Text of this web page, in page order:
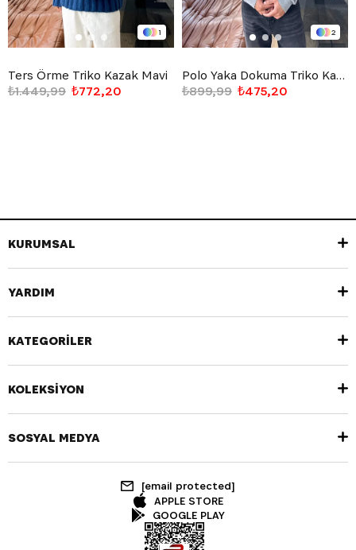
1
Ters Örme Triko Kazak Mavi
₺772,20
₺1.449,99
2
Polo Yaka Dokuma Triko Kazak Gri
₺475,20
₺899,99
KURUMSAL
YARDIM
KATEGORİLER
KOLEKSİYON
SOSYAL MEDYA
[email protected]
APPLE STORE
GOOGLE PLAY